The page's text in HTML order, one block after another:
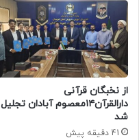
از نخبگان قرآنی
دارالقرآن۱۴معصوم آبادان تجلیل
شد
41 دقیقه پیش